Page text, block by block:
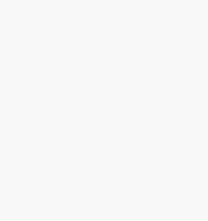
keempat apabila